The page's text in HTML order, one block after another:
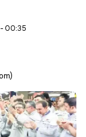
- 00:35